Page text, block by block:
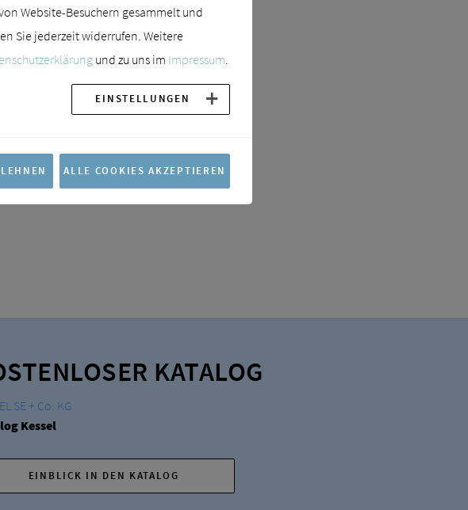
KATALOG
SE + Co. KG
Kessel
EINBLICK IN DEN KATALOG
Website-Besuchern gesammelt und
Sie jederzeit widerrufen. Weitere
und zu uns im Impressum.
EINSTELLUNGEN
ALLE COOKIES AKZEPTIEREN